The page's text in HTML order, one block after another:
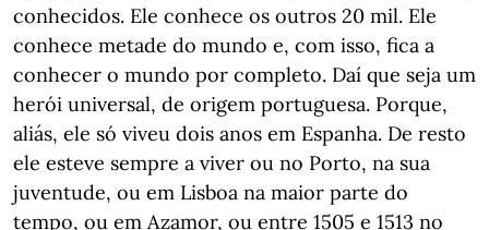
conhecidos. Ele conhece os outros 20 mil. Ele
conhece metade do mundo e, com isso, fica a
conhecer o mundo por completo. Daí que seja um
herói universal, de origem portuguesa. Porque,
aliás, ele só viveu dois anos em Espanha. De resto
ele esteve sempre a viver ou no Porto, na sua
juventude, ou em Lisboa na maior parte do
tempo, ou em Azamor, ou entre 1505 e 1513 no